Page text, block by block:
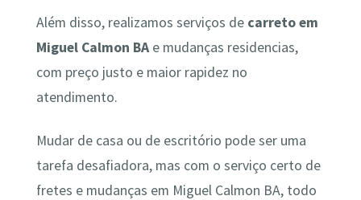
Além disso, realizamos serviços de carreto em
Miguel Calmon BAe mudanças residencias,
com preço justo e maior rapidez no
atendimento.
Mudar de casa ou de escritório pode ser uma
tarefa desafiadora, mas com o serviço certo de
fretes e mudanças em Miguel Calmon BA, todo